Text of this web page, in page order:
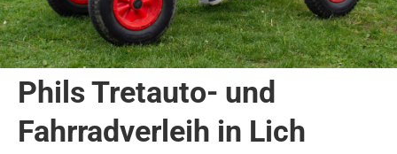
Phils Tretauto- und
Fahrradverleih in Lich